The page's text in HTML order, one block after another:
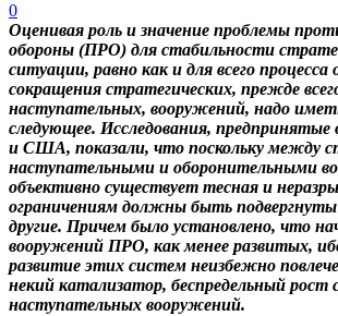
0
Оценивая роль и значение проблемы
обороны (ПРО) для стабильности
ситуации, равно как и для всего процесса
сокращения стратегических, прежде
наступательных, вооружений, надо
следующее. Исследования, предпринятые
и США, показали, что поскольку между
наступательными и оборонительными
объективно существует тесная и
ограничениям должны быть
другие. Причем было установлено, что
вооружений ПРО, как менее развитых,
развитие этих систем неизбежно
некий катализатор, беспредельный рост
наступательных вооружений.